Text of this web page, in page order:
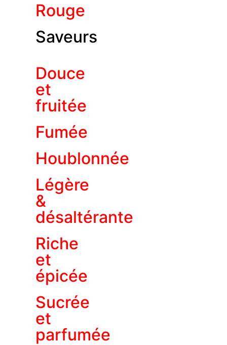
Rouge
Saveurs
Douce
et
fruitée
Fumée
Houblonnée
Légère
&
désaltérante
Riche
et
épicée
Sucrée
et
parfumée